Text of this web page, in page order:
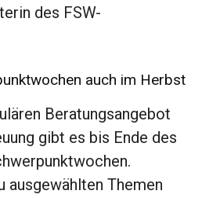
des FSW-
auch im Herbst
Beratungsangebot
gibt es bis Ende des
ausgewählten Themen